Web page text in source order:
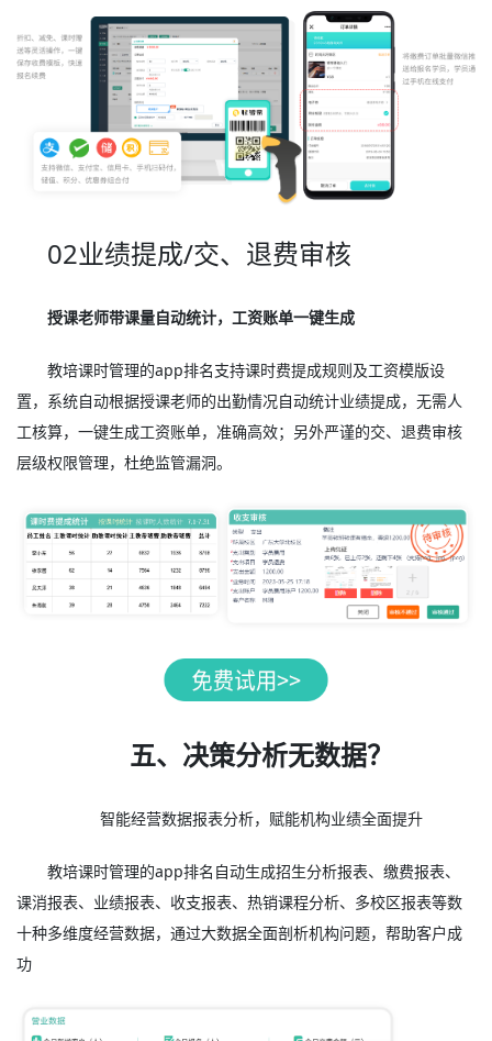
02业绩提成/交、退费审核
授课老师带课量自动统计，工资账单一键生成
教培课时管理的app排名支持课时费提成规则及工资模版设
置，系统自动根据授课老师的出勤情况自动统计业绩提成，无需人
工核算，一键生成工资账单，准确高效；另外严谨的交、退费审核
层级权限管理，杜绝监管漏洞。
五、决策分析无数据？
智能经营数据报表分析，赋能机构业绩全面提升
教培课时管理的app排名自动生成招生分析报表、缴费报表、
课消报表、业绩报表、收支报表、热销课程分析、多校区报表等数
十种多维度经营数据，通过大数据全面剖析机构问题，帮助客户成
功